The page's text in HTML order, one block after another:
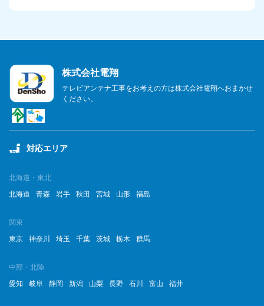
2023年6月
2023年5月
2023年3月
2023年2月
株式会社電翔
テレビアンテナ工事をお考えの方は株式会社電翔へおまかせ
ください。
対応エリア
北海道・東北
北海道
青森 岩手 秋田 宮城 山形 福島
関東
東京
神奈川 埼玉 千葉 茨城 栃木 群馬
中部・北陸
愛知
岐阜 静岡 新潟 山梨 長野 石川 富山 福井